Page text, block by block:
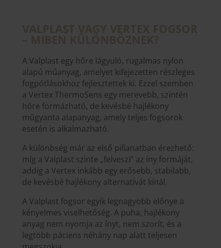
A Valplast egy hőre lágyuló, rugalmas nylon
alapú műanyag, amelyet kifejezetten részleges
fogpótlásokhoz fejlesztettek ki. Ezzel szemben
a Vertex ThermoSens egy merevebb, szintén
hőre formázható, de kevésbé hajlékony
műgyanta alapanyag, amely teljes fogsorok
esetén is alkalmazható.
A különbség már az első pillanatban érezhető:
míg a Valplast szinte „felveszi” az íny formáját,
addig a Vertex inkább egy erősebb, stabilabb,
de kevésbé hajlékony alternatívát kínál.
A Valplast fogsor egyik legnagyobb előnye a
kényelmes viselhetőség. A puha, hajlékony
anyag nem nyomja az ínyt, nem szorít, és a
legtöbb páciens néhány nap alatt teljesen